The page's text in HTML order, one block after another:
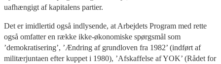
uafhængigt af kapitalens partier.
Det er imidlertid også indlysende, at Arbejdets Program med rette
også omfatter en række ikke-økonomiske spørgsmål som
’demokratisering’, ’Ændring af grundloven fra 1982’ (indført af
militærjuntaen efter kuppet i 1980), ’Afskaffelse af YOK’ (Rådet for